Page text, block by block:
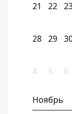
21 22
28 29
4 5 6
Ноябрь